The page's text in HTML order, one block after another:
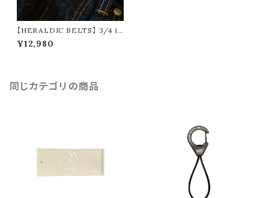
【HERALDIC BELTS】 3/4 in
ch LEATHER BELT (2color
s)
¥12,980
同じカテゴリの商品